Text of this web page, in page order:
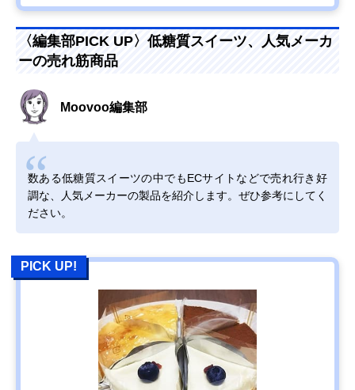
〈編集部PICK UP〉低糖質スイーツ、人気メーカ
ーの売れ筋商品
Moovoo編集部
数ある低糖質スイーツの中でもECサイトなどで売れ行き好
調な、人気メーカーの製品を紹介します。ぜひ参考にしてく
ださい。
PICK UP!